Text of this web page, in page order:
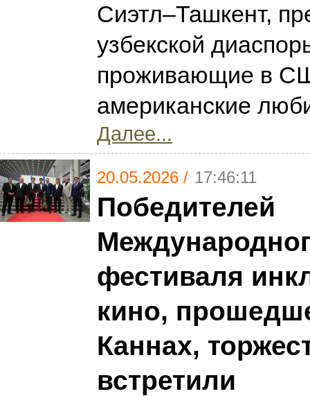
Сиэтл–Ташкент,
узбекской
проживающие в
американские
Далее...
20.05.2026 / 17:46:11
Победителей
фестиваля
кино,
Каннах,
встретили